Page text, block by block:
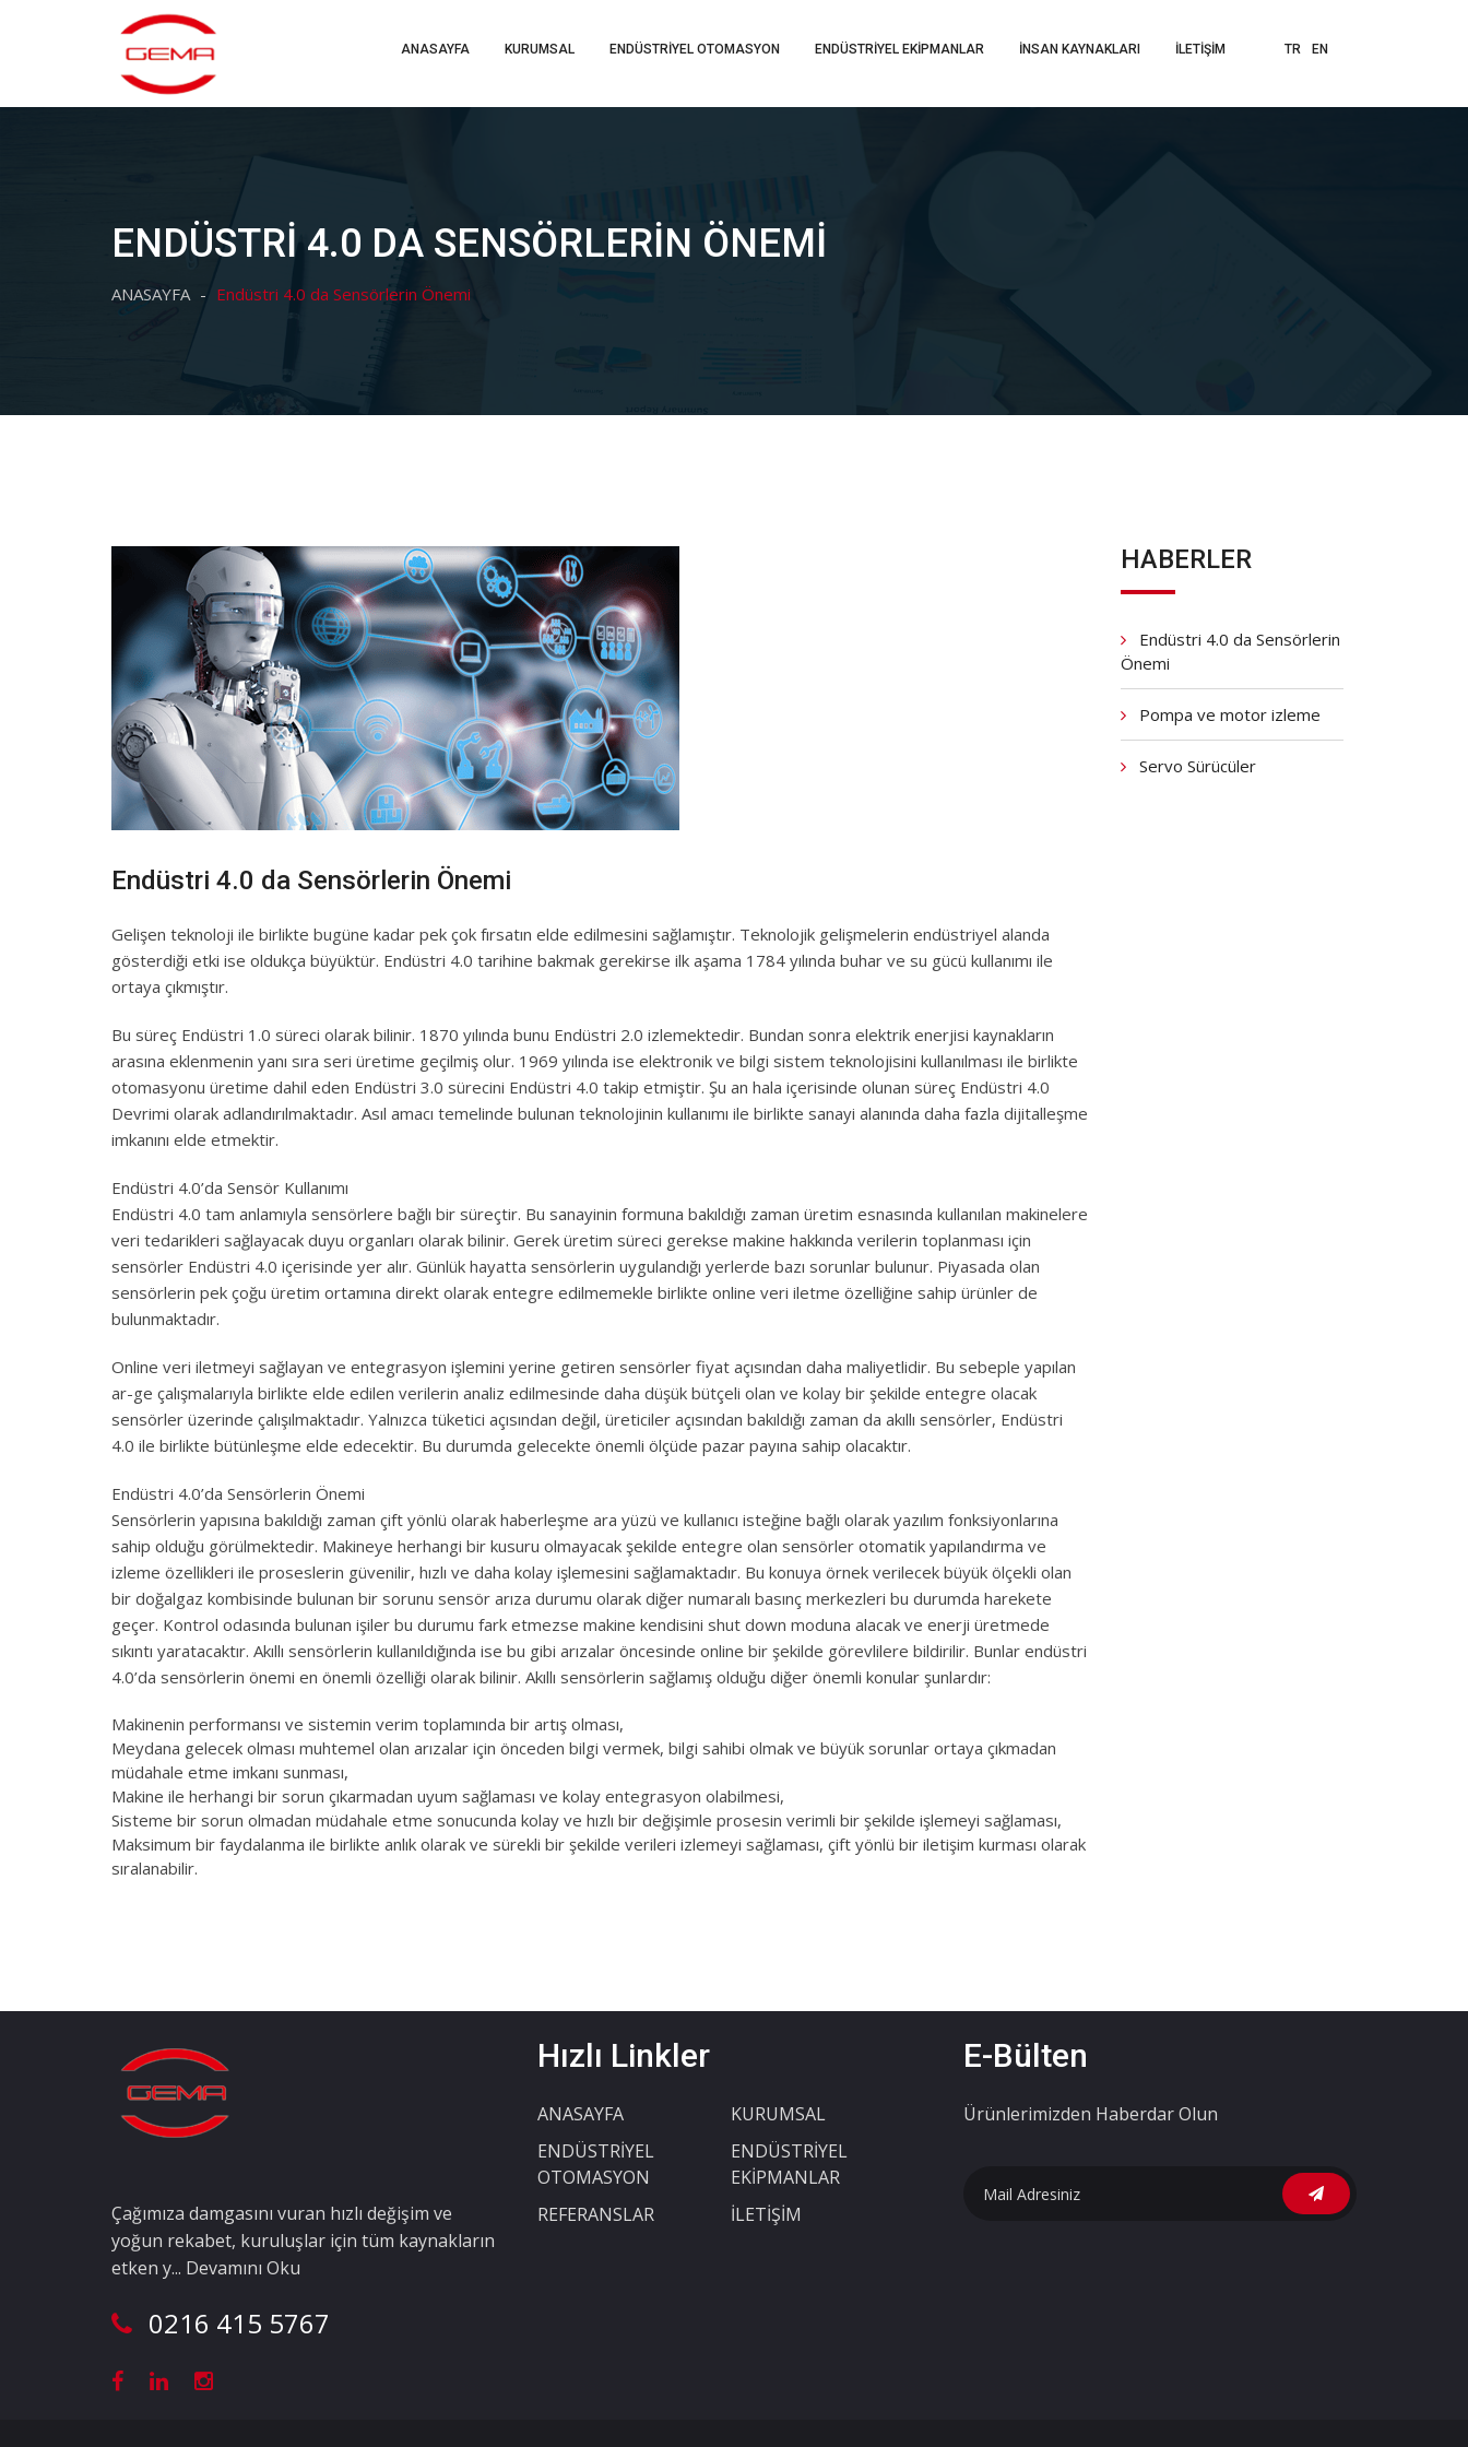
ANASAYFA KURUMSAL ENDÜSTRİYEL OTOMASYON ENDÜSTRİYEL EKİPMANLAR İNSAN KAYNAKLARI İLETİŞİM TR EN
ENDÜSTRI 4.0 DA SENSÖRLERIN ÖNEMI
ANASAYFA Endüstri 4.0 da Sensörlerin Önemi
Endüstri 4.0 da Sensörlerin Önemi
Gelişen teknoloji ile birlikte bugüne kadar pek çok fırsatın elde edilmesini sağlamıştır. Teknolojik gelişmelerin endüstriyel alanda
gösterdiği etki ise oldukça büyüktür. Endüstri 4.0 tarihine bakmak gerekirse ilk aşama 1784 yılında buhar ve su gücü kullanımı ile
ortaya çıkmıştır.
Bu süreç Endüstri 1.0 süreci olarak bilinir. 1870 yılında bunu Endüstri 2.0 izlemektedir. Bundan sonra elektrik enerjisi kaynakların
arasına eklenmenin yanı sıra seri üretime geçilmiş olur. 1969 yılında ise elektronik ve bilgi sistem teknolojisini kullanılması ile birlikte
otomasyonu üretime dahil eden Endüstri 3.0 sürecini Endüstri 4.0 takip etmiştir. Şu an hala içerisinde olunan süreç Endüstri 4.0
Devrimi olarak adlandırılmaktadır. Asıl amacı temelinde bulunan teknolojinin kullanımı ile birlikte sanayi alanında daha fazla dijitalleşme
imkanını elde etmektir.
Endüstri 4.0’da Sensör Kullanımı
Endüstri 4.0 tam anlamıyla sensörlere bağlı bir süreçtir. Bu sanayinin formuna bakıldığı zaman üretim esnasında kullanılan makinelere
veri tedarikleri sağlayacak duyu organları olarak bilinir. Gerek üretim süreci gerekse makine hakkında verilerin toplanması için
sensörler Endüstri 4.0 içerisinde yer alır. Günlük hayatta sensörlerin uygulandığı yerlerde bazı sorunlar bulunur. Piyasada olan
sensörlerin pek çoğu üretim ortamına direkt olarak entegre edilmemekle birlikte online veri iletme özelliğine sahip ürünler de
bulunmaktadır.
Online veri iletmeyi sağlayan ve entegrasyon işlemini yerine getiren sensörler fiyat açısından daha maliyetlidir. Bu sebeple yapılan
ar-ge çalışmalarıyla birlikte elde edilen verilerin analiz edilmesinde daha düşük bütçeli olan ve kolay bir şekilde entegre olacak
sensörler üzerinde çalışılmaktadır. Yalnızca tüketici açısından değil, üreticiler açısından bakıldığı zaman da akıllı sensörler, Endüstri
4.0 ile birlikte bütünleşme elde edecektir. Bu durumda gelecekte önemli ölçüde pazar payına sahip olacaktır.
Endüstri 4.0’da Sensörlerin Önemi
Sensörlerin yapısına bakıldığı zaman çift yönlü olarak haberleşme ara yüzü ve kullanıcı isteğine bağlı olarak yazılım fonksiyonlarına
sahip olduğu görülmektedir. Makineye herhangi bir kusuru olmayacak şekilde entegre olan sensörler otomatik yapılandırma ve
izleme özellikleri ile proseslerin güvenilir, hızlı ve daha kolay işlemesini sağlamaktadır. Bu konuya örnek verilecek büyük ölçekli olan
bir doğalgaz kombisinde bulunan bir sorunu sensör arıza durumu olarak diğer numaralı basınç merkezleri bu durumda harekete
geçer. Kontrol odasında bulunan işiler bu durumu fark etmezse makine kendisini shut down moduna alacak ve enerji üretmede
sıkıntı yaratacaktır. Akıllı sensörlerin kullanıldığında ise bu gibi arızalar öncesinde online bir şekilde görevlilere bildirilir. Bunlar endüstri
4.0’da sensörlerin önemi en önemli özelliği olarak bilinir. Akıllı sensörlerin sağlamış olduğu diğer önemli konular şunlardır:
Makinenin performansı ve sistemin verim toplamında bir artış olması,
Meydana gelecek olması muhtemel olan arızalar için önceden bilgi vermek, bilgi sahibi olmak ve büyük sorunlar ortaya çıkmadan
müdahale etme imkanı sunması,
Makine ile herhangi bir sorun çıkarmadan uyum sağlaması ve kolay entegrasyon olabilmesi,
Sisteme bir sorun olmadan müdahale etme sonucunda kolay ve hızlı bir değişimle prosesin verimli bir şekilde işlemeyi sağlaması,
Maksimum bir faydalanma ile birlikte anlık olarak ve sürekli bir şekilde verileri izlemeyi sağlaması, çift yönlü bir iletişim kurması olarak
sıralanabilir.
HABERLER
Endüstri 4.0 da Sensörlerin
Önemi
Pompa ve motor izleme
Servo Sürücüler
Çağımıza damgasını vuran hızlı değişim ve
yoğun rekabet, kuruluşlar için tüm kaynakların
etken y... Devamını Oku
0216 415 5767
Hızlı Linkler
ANASAYFA
KURUMSAL
ENDÜSTRİYEL
OTOMASYON
ENDÜSTRİYEL
EKİPMANLAR
REFERANSLAR
İLETİŞİM
E-Bülten
Ürünlerimizden Haberdar Olun